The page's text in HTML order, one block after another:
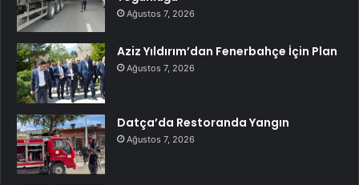
Ağustos 7, 2026
Aziz Yıldırım’dan Fenerbahçe İçin Plan
Ağustos 7, 2026
Datça’da Restoranda Yangın
Ağustos 7, 2026